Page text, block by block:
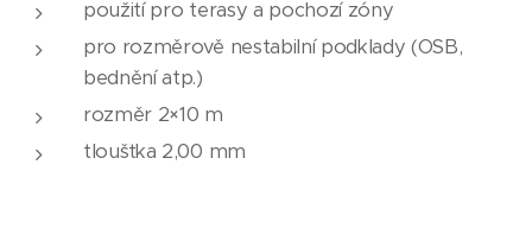
použití pro terasy a pochozí zóny
pro rozměrově nestabilní podklady (OSB,
bednění atp.)
rozměr 2×10 m
tloušťka 2,00 mm